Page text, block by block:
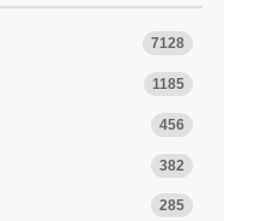
7128
1185
456
382
285